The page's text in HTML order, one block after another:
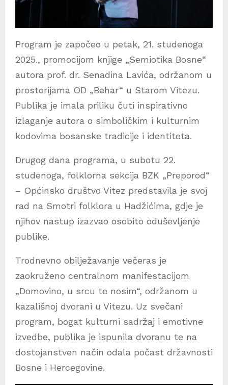
Program je započeo u petak, 21. studenoga
2025., promocijom knjige „Semiotika Bosne“
autora prof. dr. Senadina Lavića, održanom u
prostorijama OD „Behar“ u Starom Vitezu.
Publika je imala priliku čuti inspirativno
izlaganje autora o simboličkim i kulturnim
kodovima bosanske tradicije i identiteta.
Drugog dana programa, u subotu 22.
studenoga, folklorna sekcija BZK „Preporod“
– Općinsko društvo Vitez predstavila je svoj
rad na Smotri folklora u Hadžićima, gdje je
njihov nastup izazvao osobito oduševljenje
publike.
Trodnevno obilježavanje večeras je
zaokruženo centralnom manifestacijom
„Domovino, u srcu te nosim“, održanom u
kazališnoj dvorani u Vitezu. Uz svečani
program, bogat kulturni sadržaj i emotivne
izvedbe, publika je ispunila dvoranu te na
dostojanstven način odala počast državnosti
Bosne i Hercegovine.